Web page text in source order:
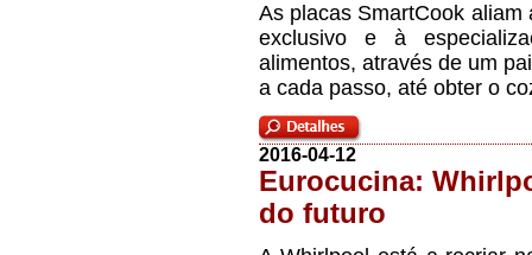
As placas SmartCook aliam
exclusivo e à
alimentos, através de um
a cada passo, até obter o
2016-04-12
Eurocucina:
do futuro